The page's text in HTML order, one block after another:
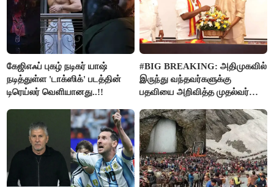
கேஜிஎஃப் புகழ் நடிகர் யாஷ்
நடித்துள்ள 'டாக்‌ஸிக்' படத்தின்
டிரெய்லர் வெளியானது..!!
#BIG BREAKING: அதிமுகவில்
இருந்து வந்தவர்களுக்கு
பதவியை அறிவித்த முதல்வர்